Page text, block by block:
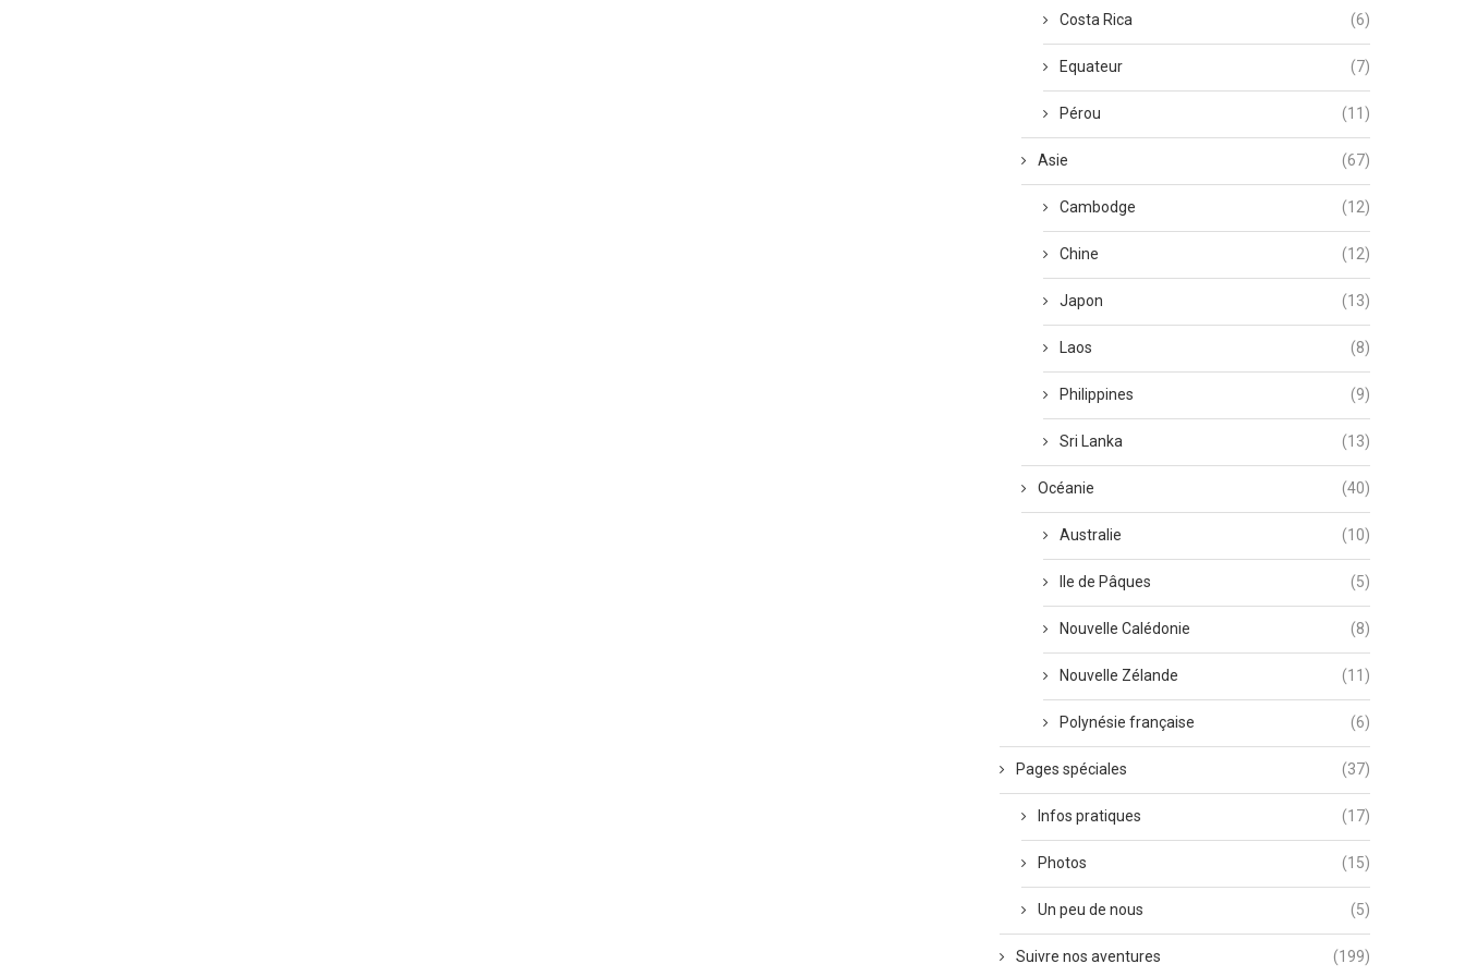
Costa Rica (6)
Equateur (7)
Pérou (11)
Asie (67)
Cambodge (12)
Chine (12)
Japon (13)
Laos (8)
Philippines (9)
Sri Lanka (13)
Océanie (40)
Australie (10)
Ile de Pâques (5)
Nouvelle Calédonie (8)
Nouvelle Zélande (11)
Polynésie française (6)
Pages spéciales (37)
Infos pratiques (17)
Photos (15)
Un peu de nous (5)
Suivre nos aventures (199)